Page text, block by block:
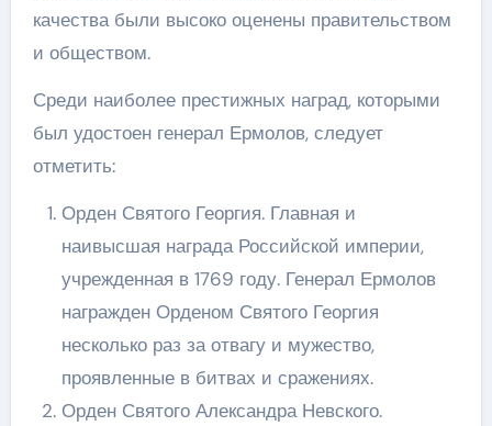
качества были высоко оценены правительством
и обществом.
Среди наиболее престижных наград, которыми
был удостоен генерал Ермолов, следует
отметить:
Орден Святого Георгия. Главная и
наивысшая награда Российской империи,
учрежденная в 1769 году. Генерал Ермолов
награжден Орденом Святого Георгия
несколько раз за отвагу и мужество,
проявленные в битвах и сражениях.
Орден Святого Александра Невского.